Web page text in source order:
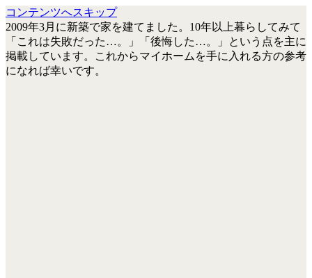
コンテンツへスキップ
2009年3月に新築で家を建てました。10年以上暮らしてみて
「これは失敗だった…。」「後悔した…。」という点を主に
掲載しています。これからマイホームを手に入れる方の参考
になれば幸いです。